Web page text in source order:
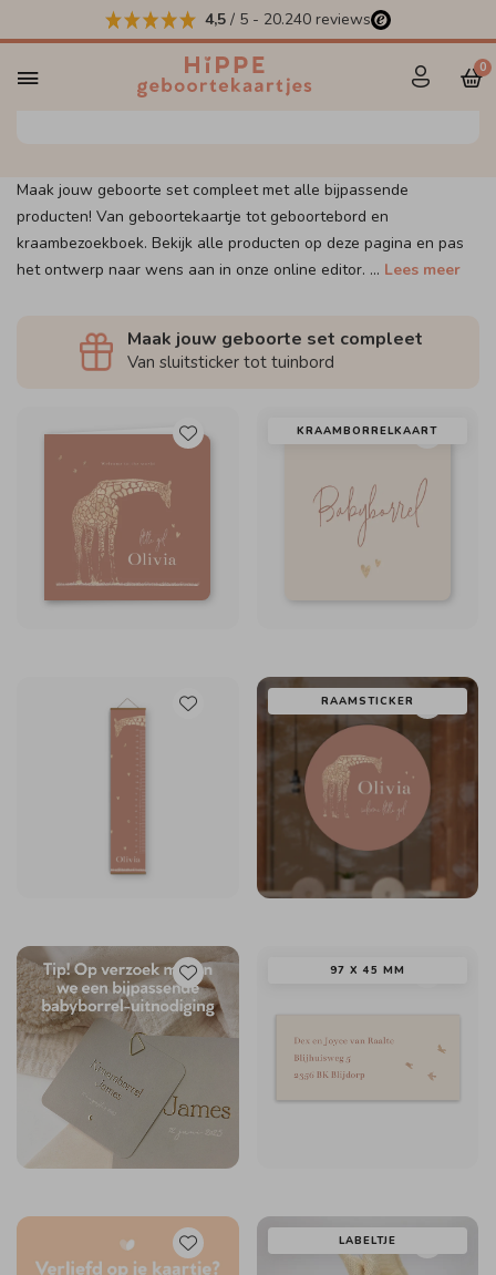
4,5 / 5 - 20.240 reviews
0
Maak jouw set compleet
Maak jouw geboorte set compleet met alle bijpassende
producten! Van geboortekaartje tot geboortebord en
kraambezoekboek. Bekijk alle producten op deze pagina en pas
het ontwerp naar wens aan in onze online editor. ... Lees meer
Maak jouw geboorte set compleet
Van sluitsticker tot tuinbord
KRAAMBORRELKAART
RAAMSTICKER
97 X 45 MM
LABELTJE